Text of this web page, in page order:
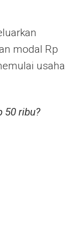
modal Rp
usaha
50 ribu?